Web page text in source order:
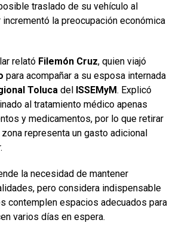
traslado de su vehículo al
la preocupación económica
relató Filemón Cruz, quien viajó
para acompañar a su esposa internada
Toluca del ISSEMyM. Explicó
al tratamiento médico apenas
y medicamentos, por lo que retirar
representa un gasto adicional
la necesidad de mantener
pero considera indispensable
contemplen espacios adecuados para
varios días en espera.